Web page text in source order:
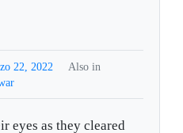
22, 2022
Also in
eyes as they cleared